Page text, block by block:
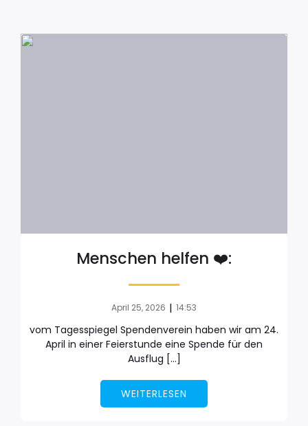
Menschen helfen ❤️:
April 25, 2026 | 14:53
vom Tagesspiegel Spendenverein haben wir am 24.
April in einer Feierstunde eine Spende für den
Ausflug […]
WEITERLESEN